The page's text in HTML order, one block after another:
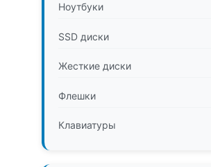
Ноутбуки
SSD диски
Жесткие диски
Флешки
Клавиатуры